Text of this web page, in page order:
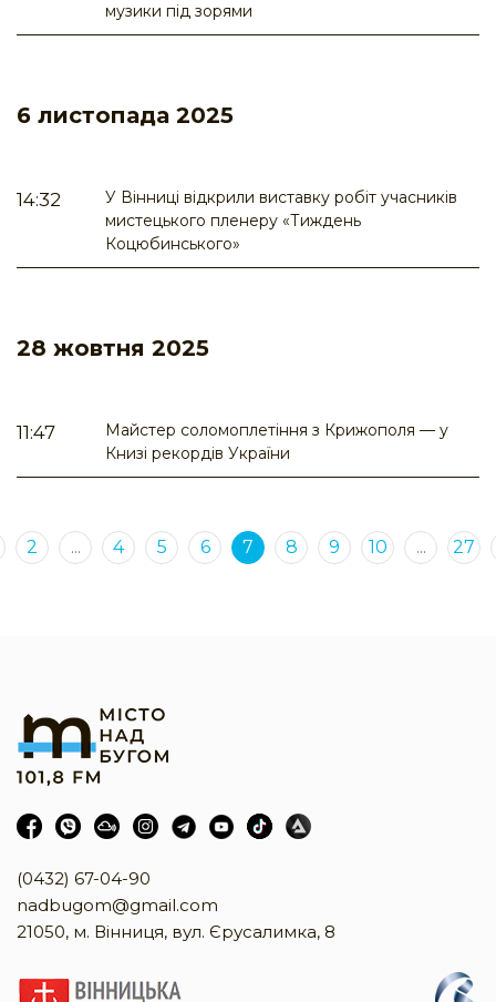
музики під зорями
6 листопада 2025
14:32
У Вінниці відкрили виставку робіт учасників
мистецького пленеру «Тиждень
Коцюбинського»
28 жовтня 2025
11:47
Майстер соломоплетіння з Крижополя — у
Книзі рекордів України
2 ... 4 5 6 7 8 9 10 ... 27
(0432) 67-04-90
nadbugom@gmail.com
21050, м. Вінниця, вул. Єрусалимка, 8